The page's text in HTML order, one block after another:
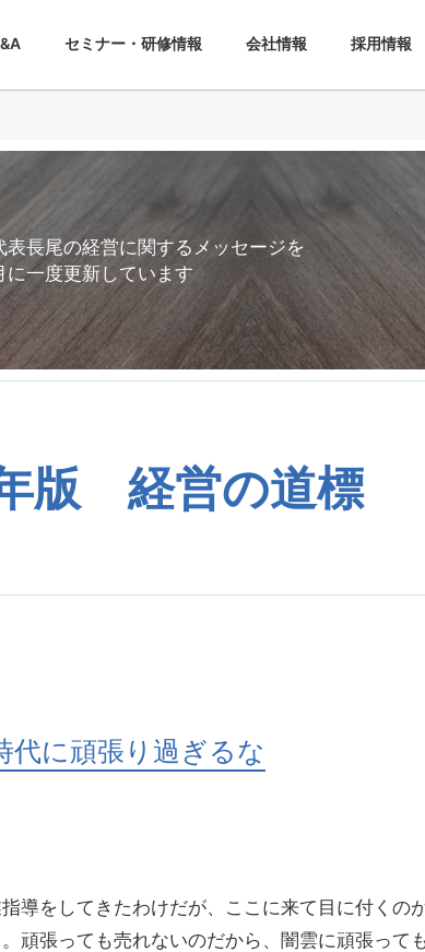
セミナー・研修情報 会社情報 採用情報
表長尾の経営に関するメッセージを
に一度更新しています
版 経営の道標
代に頑張り過ぎるな
導をしてきたわけだが、ここに来て目に付くの
頑張っても売れないのだから、闇雲に頑張って